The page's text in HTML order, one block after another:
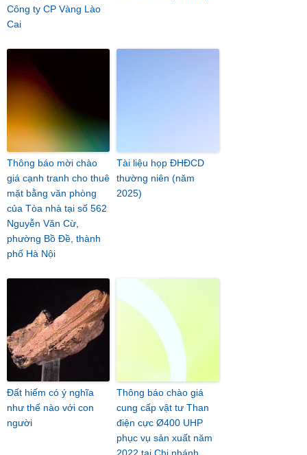
Công ty CP Vàng Lào
Cai
Thông báo mời chào
giá cạnh tranh cho thuê
mặt bằng văn phòng
của Tòa nhà tại số 562
Nguyễn Văn Cừ,
phường Bồ Đề, thành
phố Hà Nội
Tài liệu họp ĐHĐCD
thường niên (năm
2025)
Đất hiếm có ý nghĩa
như thế nào với con
người
Thông báo chào giá
cung cấp vật tư Than
điện cực Ø400 UHP
phục vụ sản xuất năm